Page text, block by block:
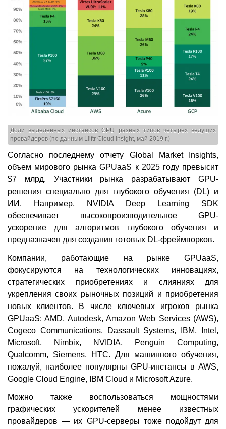
Доли выделенных инстансов GPU разных типов четырех ведущих
провайдеров (по данным Lliftr Cloud Insight, май 2019 г.)
Согласно последнему отчету Global Market Insights,
объем мирового рынка GPUaaS к 2025 году превысит
$7 млрд. Участники рынка разрабатывают GPU-
решения специально для глубокого обучения (DL) и
ИИ. Например, NVIDIA Deep Learning SDK
обеспечивает высокопроизводительное GPU-
ускорение для алгоритмов глубокого обучения и
предназначен для создания готовых DL-фреймворков.
Компании, работающие на рынке GPUaaS,
фокусируются на технологических инновациях,
стратегических приобретениях и слияниях для
укрепления своих рыночных позиций и приобретения
новых клиентов. В числе ключевых игроков рынка
GPUaaS: AMD, Autodesk, Amazon Web Services (AWS),
Cogeco Communications, Dassault Systems, IBM, Intel,
Microsoft, Nimbix, NVIDIA, Penguin Computing,
Qualcomm, Siemens, HTC. Для машинного обучения,
пожалуй, наиболее популярны GPU-инстансы в AWS,
Google Cloud Engine, IBM Cloud и Microsoft Azure.
Можно также воспользоваться мощностями
графических ускорителей менее известных
провайдеров — их GPU-серверы тоже подойдут для